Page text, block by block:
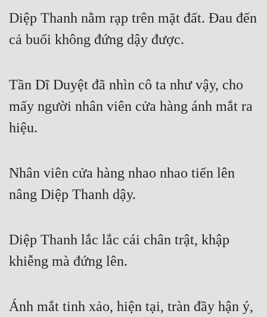
Đẹp
Đẹp Hiệp
Tính Cách Nhân Vật :
Cơ Trí
Sát Phạt Quyết Đoán
Điềm Đạm
Diệp Thanh nằm rạp trên mặt đất. Đau đến
cả buổi không đứng dậy được.
Tần Dĩ Duyệt đã nhìn cô ta như vậy, cho
mấy người nhân viên cửa hàng ánh mắt ra
hiệu.
Nhân viên cửa hàng nhao nhao tiến lên
nâng Diệp Thanh dậy.
Diệp Thanh lắc lắc cái chân trật, khập
khiễng mà đứng lên.
Ánh mắt tinh xảo, hiện tại, tràn đầy hận ý,